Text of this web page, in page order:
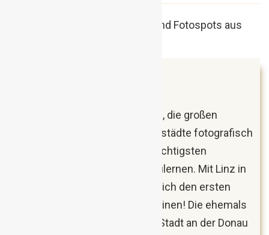
Lange schon hege ich den Plan, die großen
österreichischen Landeshauptstädte fotografisch
festzuhalten und einmal die wichtigsten
Sehenswürdigkeiten kennenzulernen. Mit Linz in
Oberösterreich konnte ich endlich den ersten
Punkt abhaken – und was für einen! Die ehemals
als Industriehölle verschriene Stadt an der Donau